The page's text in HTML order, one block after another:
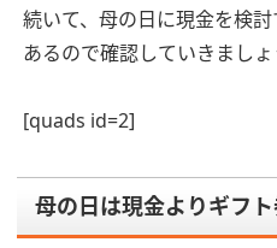
続いて、母の日に現金を検
あるので確認していきましょ
[quads id=2]
母の日は現金よりギフ